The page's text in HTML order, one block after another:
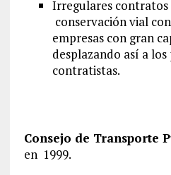
Irregulares
conservación vial
empresas con gran
desplazando así a
contratistas.
Consejo de Transporte
en 1999.